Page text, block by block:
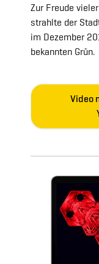
Zur Freude
strahlte der
im Dezember
bekannten Grün.
Video